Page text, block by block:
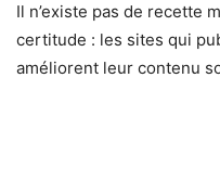
Il n’existe pas de recette
certitude : les sites qui
améliorent leur contenu